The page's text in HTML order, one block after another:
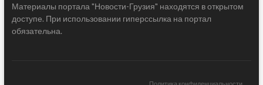
Материалы портала "Новости-Грузия" находятся в открытом
доступе. При использовании гиперссылка на портал
обязательна.
Политика конфиденциальности